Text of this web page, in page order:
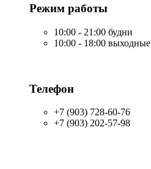
Режим работы
10:00 - 21:00 будни
10:00 - 18:00 выходные
Телефон
+7 (903) 728-60-76
+7 (903) 202-57-98